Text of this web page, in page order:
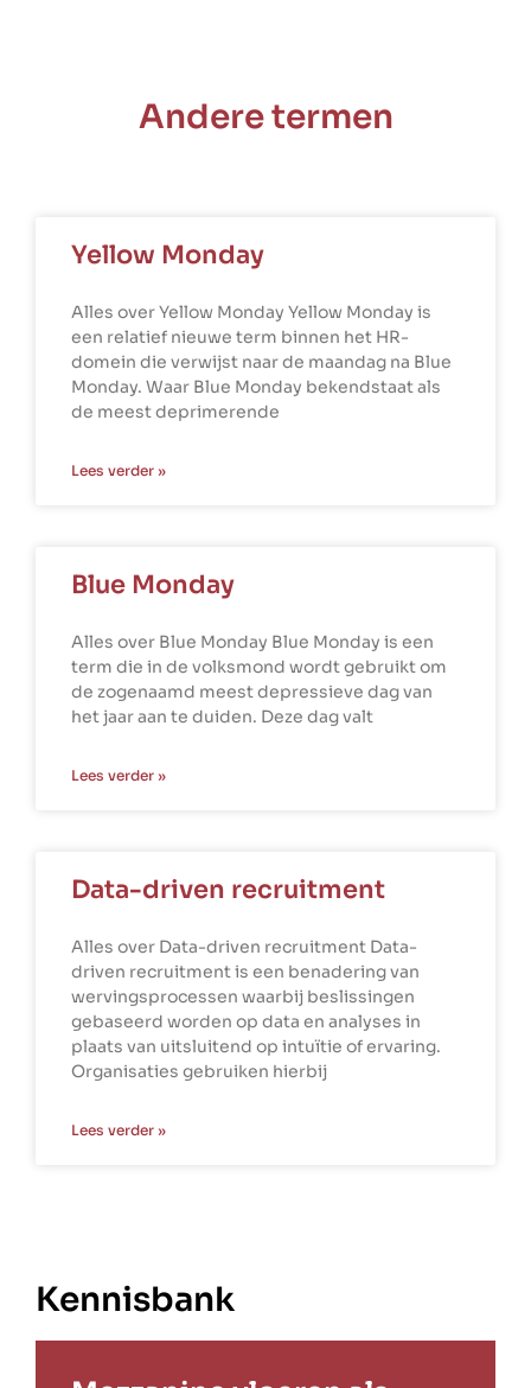
Andere termen
Yellow Monday
Alles over Yellow Monday Yellow Monday is
een relatief nieuwe term binnen het HR-
domein die verwijst naar de maandag na Blue
Monday. Waar Blue Monday bekendstaat als
de meest deprimerende
Lees verder »
Blue Monday
Alles over Blue Monday Blue Monday is een
term die in de volksmond wordt gebruikt om
de zogenaamd meest depressieve dag van
het jaar aan te duiden. Deze dag valt
Lees verder »
Data-driven recruitment
Alles over Data-driven recruitment Data-
driven recruitment is een benadering van
wervingsprocessen waarbij beslissingen
gebaseerd worden op data en analyses in
plaats van uitsluitend op intuïtie of ervaring.
Organisaties gebruiken hierbij
Lees verder »
Kennisbank